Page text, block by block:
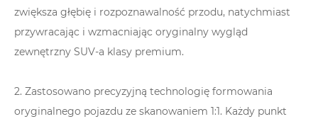
zwiększa głębię i rozpoznawalność przodu, natychmiast
przywracając i wzmacniając oryginalny wygląd
zewnętrzny SUV-a klasy premium.
2. Zastosowano precyzyjną technologię formowania
oryginalnego pojazdu ze skanowaniem 1:1. Każdy punkt